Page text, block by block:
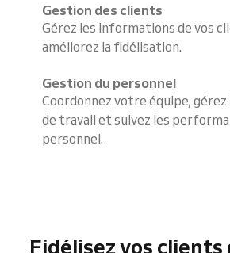
Gestion des clients
Gérez les informations de vos
améliorez la fidélisation.
Gestion du personnel
Coordonnez votre équipe,
de travail et suivez les
personnel.
Fidélisez vos clients